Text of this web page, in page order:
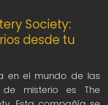
Society:
desde tu
en el mundo de las
misterio es The